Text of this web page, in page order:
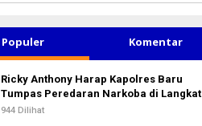
Populer Komentar
Ricky Anthony Harap Kapolres Baru
Tumpas Peredaran Narkoba di Langkat
944 Dilihat